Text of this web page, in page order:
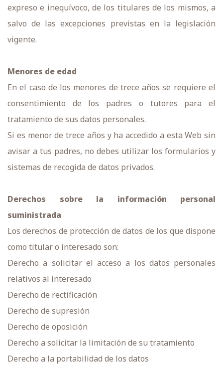
expreso e inequívoco, de los titulares de los mismos, a
salvo de las excepciones previstas en la legislación
vigente.
Menores de edad
En el caso de los menores de trece años se requiere el
consentimiento de los padres o tutores para el
tratamiento de sus datos personales.
Si es menor de trece años y ha accedido a esta Web sin
avisar a tus padres, no debes utilizar los formularios y
sistemas de recogida de datos privados.
Derechos sobre la información personal
suministrada
Los derechos de protección de datos de los que dispone
como titular o interesado son:
Derecho a solicitar el acceso a los datos personales
relativos al interesado
Derecho de rectificación
Derecho de supresión
Derecho de oposición
Derecho a solicitar la limitación de su tratamiento
Derecho a la portabilidad de los datos